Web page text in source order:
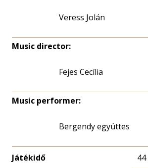
Veress Jolán
Music director:
Fejes Cecília
Music performer:
Bergendy együttes
Játékidő